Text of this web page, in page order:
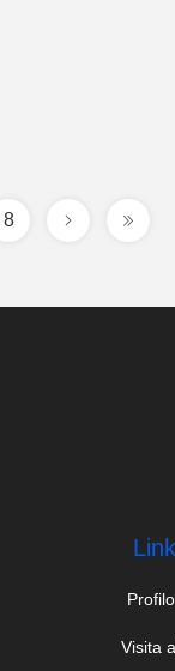
8
Visita